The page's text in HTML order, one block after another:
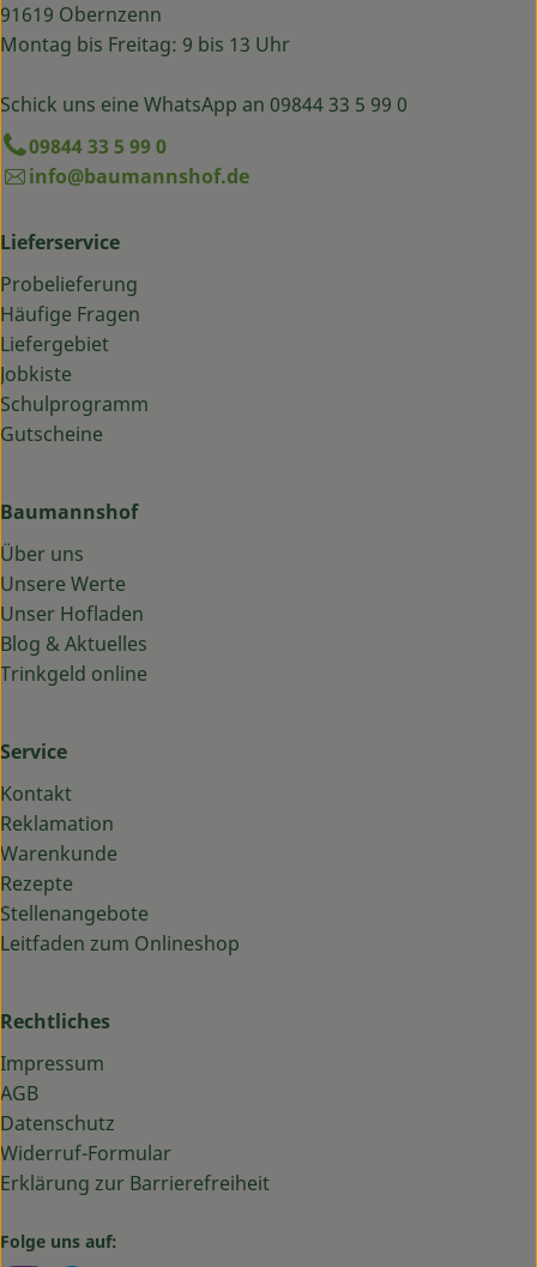
91619 Obernzenn
Montag bis Freitag: 9 bis 13 Uhr
Schick uns eine WhatsApp an 09844 33 5 99 0
09844 33 5 99 0
info@baumannshof.de
Lieferservice
Probelieferung
Häufige Fragen
Liefergebiet
Jobkiste
Schulprogramm
Gutscheine
Baumannshof
Über uns
Unsere Werte
Unser Hofladen
Blog & Aktuelles
Trinkgeld online
Service
Kontakt
Reklamation
Warenkunde
Rezepte
Stellenangebote
Leitfaden zum Onlineshop
Rechtliches
Impressum
AGB
Datenschutz
Widerruf-Formular
Erklärung zur Barrierefreiheit
Folge uns auf: